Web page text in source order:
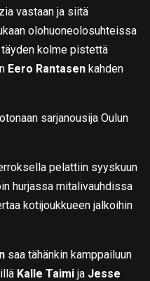
vastaan ja siitä
olohuoneolosuhteissa
kolme pistettä
Eero Rantasen kahden
sarjanousija Oulun
pelattiin syyskuun
hurjassa mitalivauhdissa
kotijoukkueen jalkoihin
saa tähänkin kamppailuun
Kalle Taimi ja Jesse